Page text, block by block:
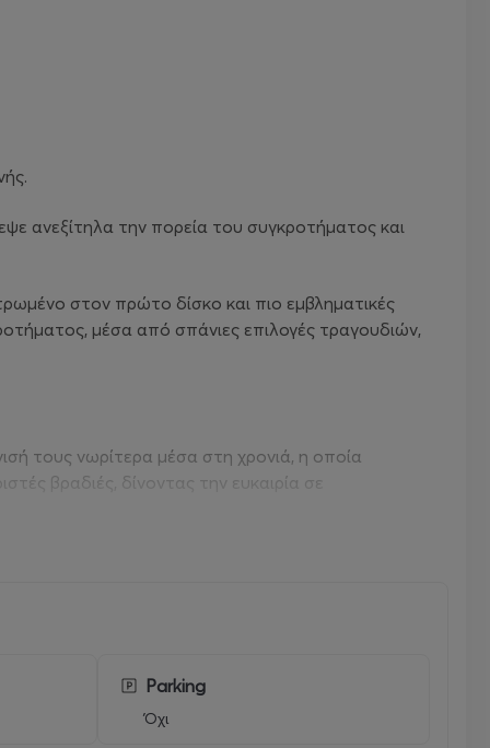
ανεξίτηλα την πορεία του συγκροτήματος και
στον πρώτο δίσκο και πιο εμβληματικές
μέσα από σπάνιες επιλογές τραγουδιών,
τους νωρίτερα μέσα στη χρονιά, η οποία
βραδιές, δίνοντας την ευκαιρία σε
Στη σκηνή θα συμμετάσχει η ηθοποιός και
διαφορετικό setlist σε κάθε εμφάνισή τους,
χαρακτήρα, συνθέτοντας δύο αυτόνομα και
Parking
Όχι